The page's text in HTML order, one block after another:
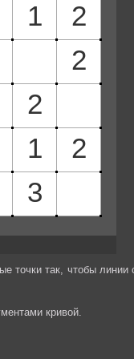
точки так, чтобы
кривой.